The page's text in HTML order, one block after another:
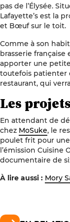
pas de l’Élysée.
Lafayette’s est la
et Bœuf sur le toit.
Comme à son
brasserie
apporter une
toutefois patienter
restaurant, qui
Les
En attendant de
chez MoSuke, le
poulet frit pour
l’émission Cuisine
documentaire de
À lire aussi : Mory